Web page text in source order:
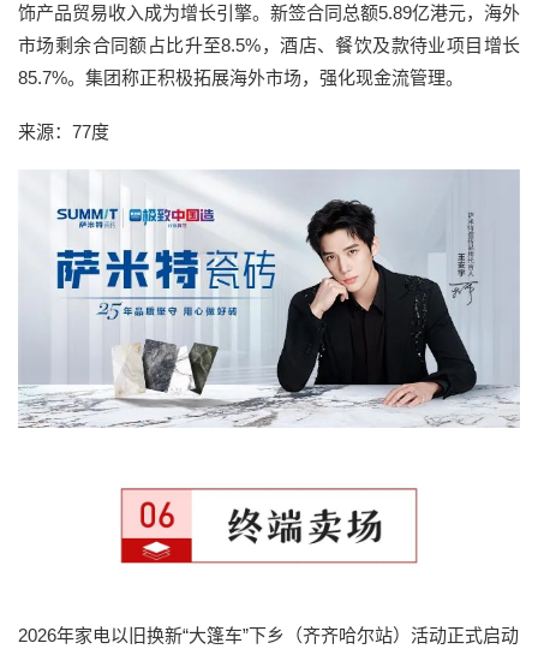
饰产品贸易收入成为增长引擎。新签合同总额5.89亿港元，海外
市场剩余合同额占比升至8.5%，酒店、餐饮及款待业项目增长
85.7%。集团称正积极拓展海外市场，强化现金流管理。
来源：77度
2026年家电以旧换新“大篷车”下乡（齐齐哈尔站）活动正式启动